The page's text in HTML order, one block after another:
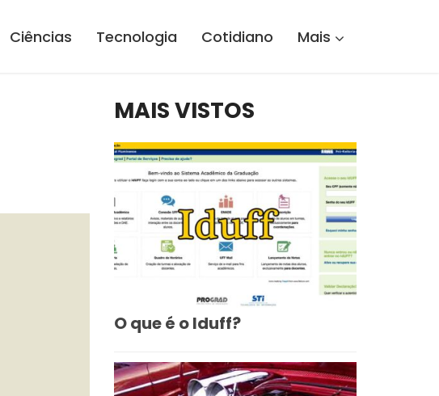
Ciências Tecnologia Cotidiano Mais
MAIS VISTOS
O que é o Iduff?